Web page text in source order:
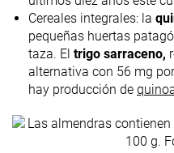
Cereales integrales: la
pequeñas huertas
taza. El trigo sarraceno,
alternativa con 56 mg
hay producción de